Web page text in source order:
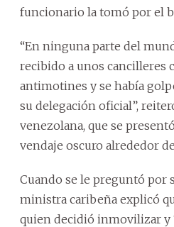
funcionario la tomó por el
“En ninguna parte del
recibido a unos cancilleres
antimotines y se había
su delegación oficial”,
venezolana, que se
vendaje oscuro alrededor
Cuando se le preguntó por
ministra caribeña explicó
quien decidió inmovilizar y